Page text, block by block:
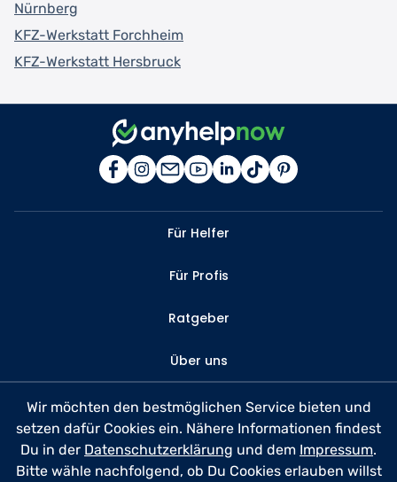
Nürnberg
KFZ-Werkstatt Forchheim
KFZ-Werkstatt Hersbruck
Für Helfer
Für Profis
Ratgeber
Über uns
Kontakt
FAQ
Wir möchten den bestmöglichen Service bieten und
setzen dafür Cookies ein. Nähere Informationen findest
Du in der Datenschutzerklärung und dem Impressum.
Bitte wähle nachfolgend, ob Du Cookies erlauben willst